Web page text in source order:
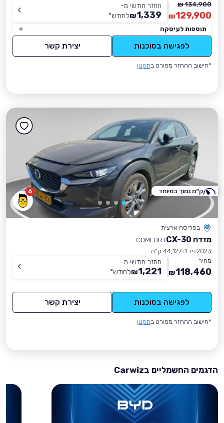
134,900 ₪
129,900
₪
החזר חודשי מ-
1,339
₪לחודש*
תוספות לעיסקה
לפגישה בסוכנות יצירת קשר
*חישוב ההחזר מפורט בתקנון
6
בפריסה ארצית
מזדה CX-30
COMFORT
2023 יד 1
44,127 ק״מ
מחיר
118,460
₪
החזר חודשי מ-
1,221
₪לחודש*
לפגישה בסוכנות יצירת קשר
*חישוב ההחזר מפורט בתקנון
ק״מ נמוך במיוחד
הדגמים החשמליים בCarwiz